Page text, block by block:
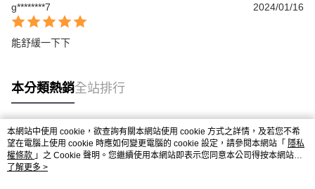
g********7 2024/01/16
能舒緩一下下
本分類熱銷全站排行
熱門標籤
本網站中使用 cookie，欲查詢有關本網站使用 cookie 方式之詳情，及若您不希
望在電腦上使用 cookie 時應如何變更電腦的 cookie 設定，請參閱本網站「 隱私
權條款 」之 Cookie 聲明。您繼續使用本網站即表示您同意本公司得按本網站使
用條款之 Cookie 聲明使用 cookie。
了解更多 >